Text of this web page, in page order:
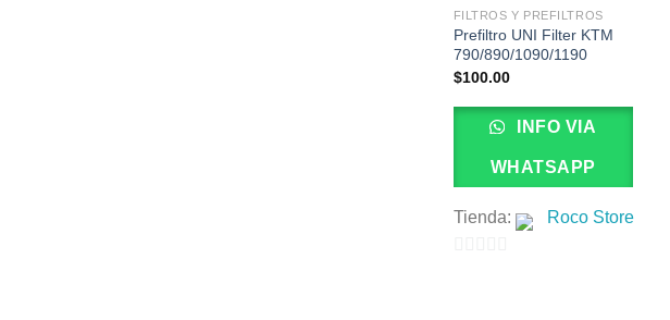
FILTROS Y PREFILTROS
Prefiltro UNI Filter KTM
790/890/1090/1190
$100.00
INFO VIA
WHATSAPP
Tienda: Roco Store